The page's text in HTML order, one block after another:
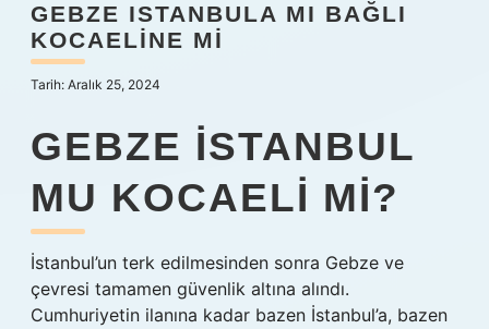
Yasal Uyarı
Hakkımızda
GEBZE ISTANBULA MI BAĞLI
KOCAELINE MI
Tarih: Aralık 25, 2024
GEBZE İSTANBUL
MU KOCAELI MI?
İstanbul’un terk edilmesinden sonra Gebze ve
çevresi tamamen güvenlik altına alındı.
Cumhuriyetin ilanına kadar bazen İstanbul’a, bazen